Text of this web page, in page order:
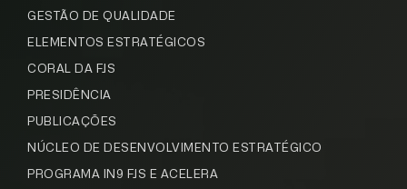
GESTÃO DE QUALIDADE
ELEMENTOS ESTRATÉGICOS
CORAL DA FJS
PRESIDÊNCIA
PUBLICAÇÕES
NÚCLEO DE DESENVOLVIMENTO ESTRATÉGICO
PROGRAMA IN9 FJS E ACELERA